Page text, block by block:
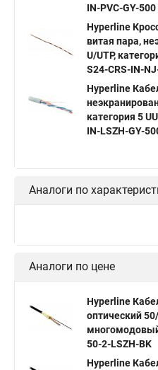
IN-PVC-GY-500
Hyperline
витая пара,
U/UTP,
S24-CRS-IN-
Hyperline
категория 5
IN-LSZH-GY-
Аналоги по
Аналоги по цене
Hyperline
оптический
многомодовый
50-2-LSZH-BK
Hyperline